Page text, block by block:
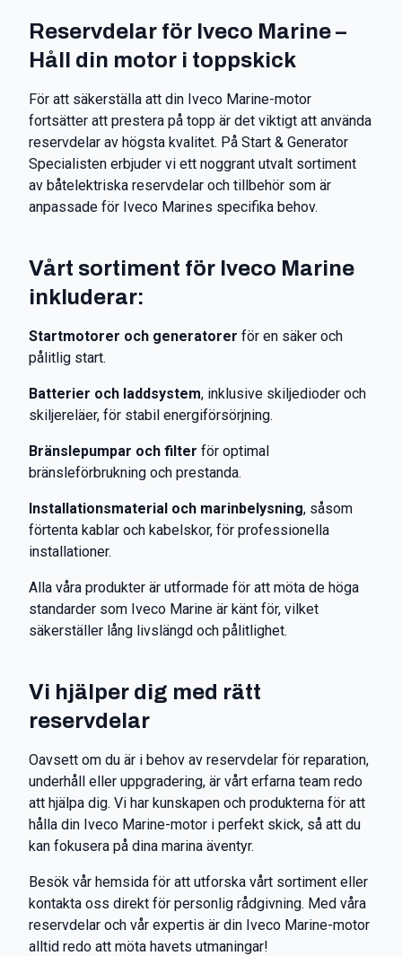
Reservdelar för Iveco Marine –
Håll din motor i toppskick
För att säkerställa att din Iveco Marine-motor
fortsätter att prestera på topp är det viktigt att använda
reservdelar av högsta kvalitet. På Start & Generator
Specialisten erbjuder vi ett noggrant utvalt sortiment
av båtelektriska reservdelar och tillbehör som är
anpassade för Iveco Marines specifika behov.
Vårt sortiment för Iveco Marine
inkluderar:
Startmotorer och generatorer för en säker och
pålitlig start.
Batterier och laddsystem, inklusive skiljedioder och
skiljereläer, för stabil energiförsörjning.
Bränslepumpar och filter för optimal
bränsleförbrukning och prestanda.
Installationsmaterial och marinbelysning, såsom
förtenta kablar och kabelskor, för professionella
installationer.
Alla våra produkter är utformade för att möta de höga
standarder som Iveco Marine är känt för, vilket
säkerställer lång livslängd och pålitlighet.
Vi hjälper dig med rätt
reservdelar
Oavsett om du är i behov av reservdelar för reparation,
underhåll eller uppgradering, är vårt erfarna team redo
att hjälpa dig. Vi har kunskapen och produkterna för att
hålla din Iveco Marine-motor i perfekt skick, så att du
kan fokusera på dina marina äventyr.
Besök vår hemsida för att utforska vårt sortiment eller
kontakta oss direkt för personlig rådgivning. Med våra
reservdelar och vår expertis är din Iveco Marine-motor
alltid redo att möta havets utmaningar!